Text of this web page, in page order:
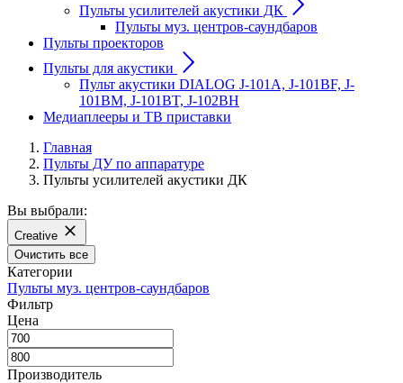
Пульты усилителей акустики ДК
Пульты муз. центров-саундбаров
Пульты проекторов
Пульты для акустики
Пульт акустики DIALOG J-101A, J-101BF, J-
101BM, J-101BT, J-102BH
Медиаплееры и ТВ приставки
Главная
Пульты ДУ по аппаратуре
Пульты усилителей акустики ДК
Вы выбрали:
Creative
Очистить все
Категории
Пульты муз. центров-саундбаров
Фильтр
Цена
Производитель